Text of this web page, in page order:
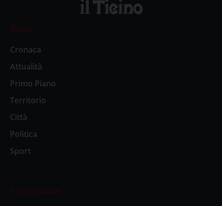
News
Cronaca
Attualità
Primo Piano
Territorio
Città
Politica
Sport
Il settimanale